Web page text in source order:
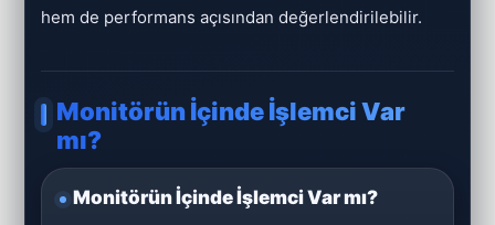
hem de performans açısından değerlendirilebilir.
Monitörün İçinde İşlemci Var
mı?
Monitörün İçinde İşlemci Var mı?